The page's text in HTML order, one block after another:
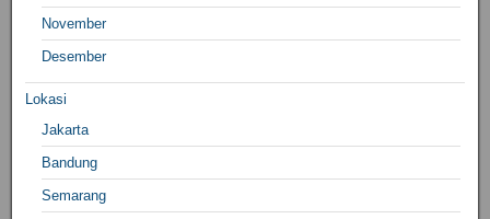
November
Desember
Lokasi
Jakarta
Bandung
Semarang